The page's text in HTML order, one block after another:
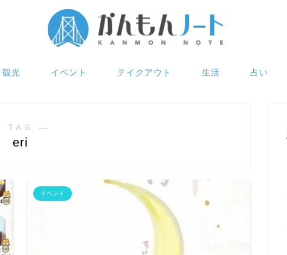
観光 イベント テイクアウト 生活 占い
TAG ―
eri
イベント